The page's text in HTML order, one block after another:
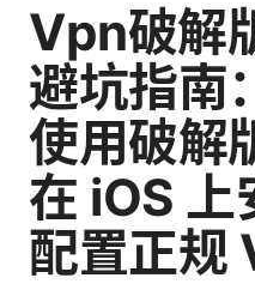
Vpn破解
避坑指南
使用破解
在 iOS 上
配置正规